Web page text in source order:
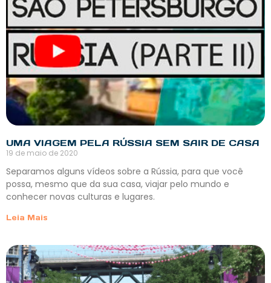
UMA VIAGEM PELA RÚSSIA SEM SAIR DE CASA
19 de maio de 2020
Separamos alguns vídeos sobre a Rússia, para que você
possa, mesmo que da sua casa, viajar pelo mundo e
conhecer novas culturas e lugares.
Leia Mais